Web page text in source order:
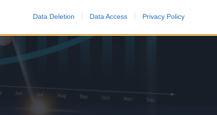
Data Deletion Data Access Privacy Policy